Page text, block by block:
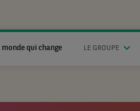
monde qui change LE GROUPE